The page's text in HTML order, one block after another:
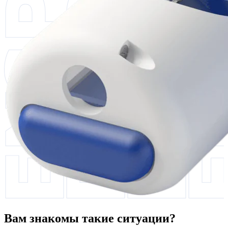
Вам знакомы такие ситуации?